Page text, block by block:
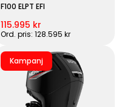
F100 ELPT EFI
115.995 kr
Ord. pris: 128.595 kr
Kampanj